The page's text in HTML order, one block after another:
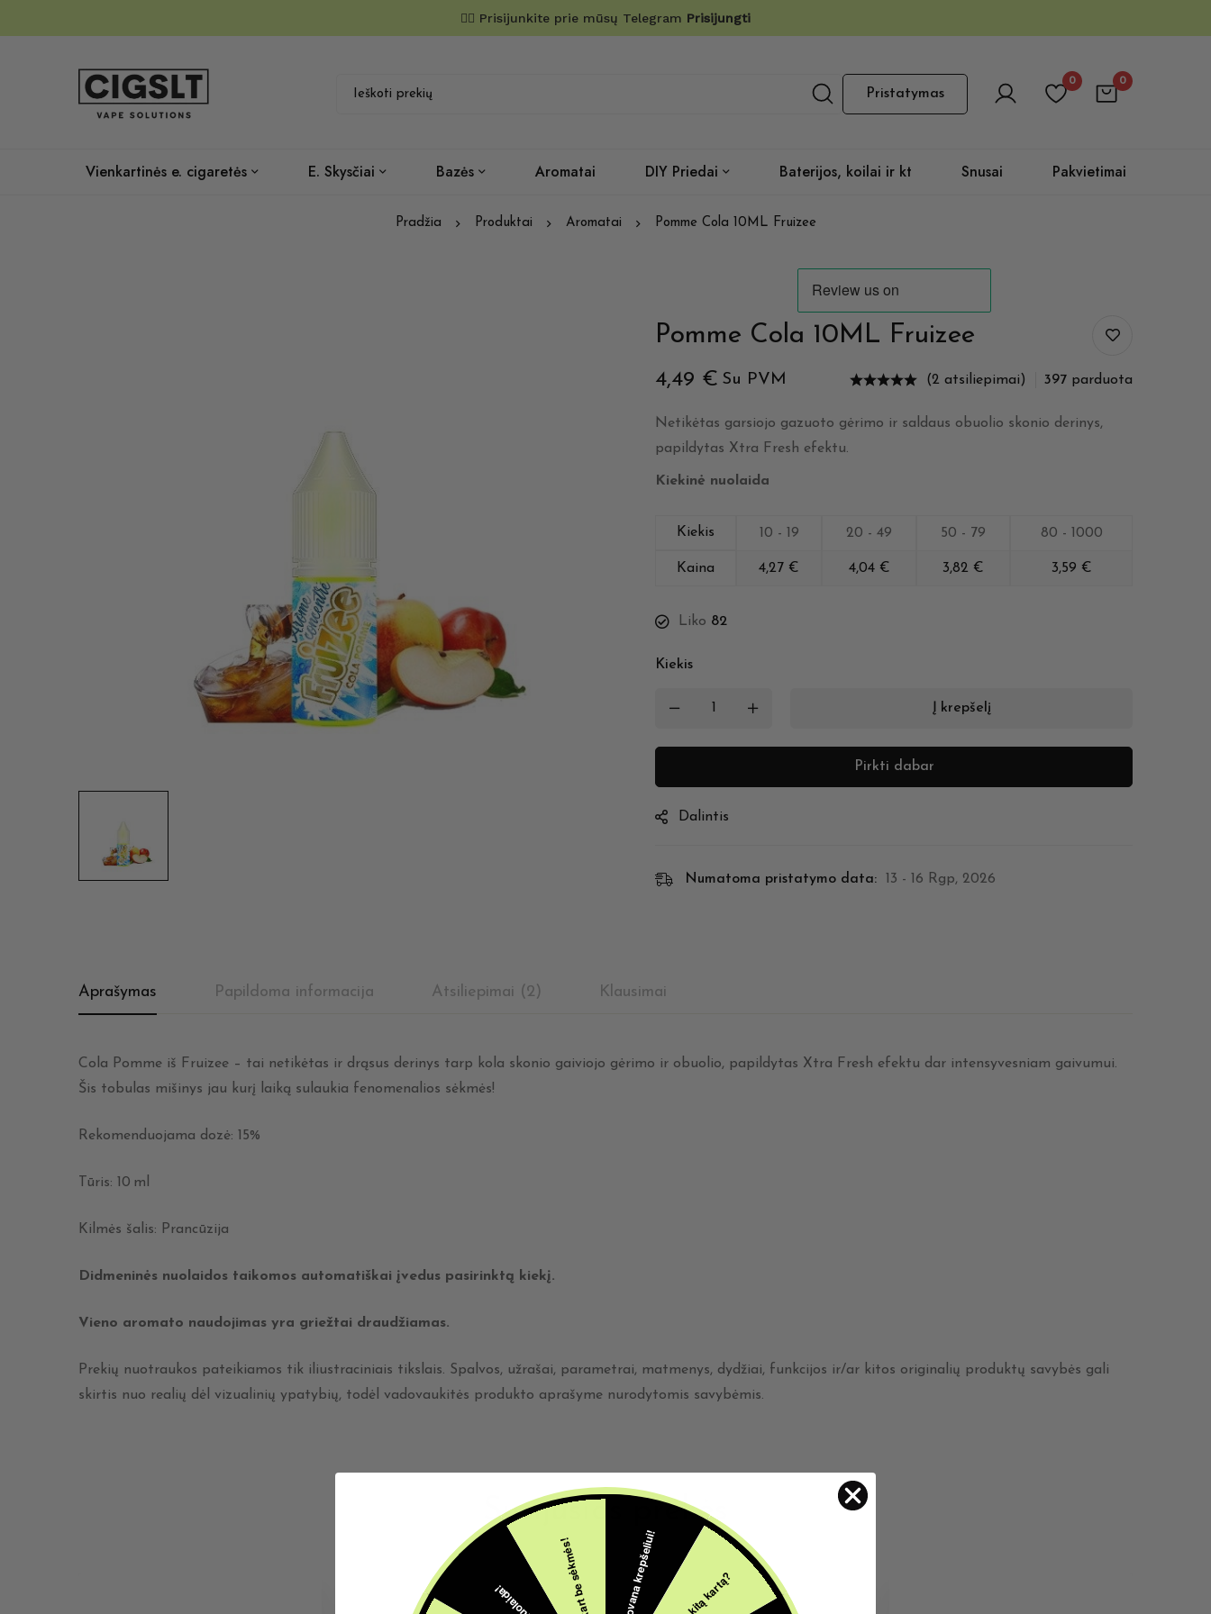
✌🏼 Prisijunkite prie mūsų Telegram Prisijungti
Pristatymas
0 0
Vienkartinės e. cigaretės E. Skysčiai Bazės Aromatai DIY Priedai Baterijos, koilai ir kt Snusai Pakvietimai
Pradžia Produktai Aromatai Pomme Cola 10ML Fruizee
Pomme Cola 10ML Fruizee
4,49 € Su PVM (2 atsiliepimai) 397 parduota
Netikėtas garsiojo gazuoto gėrimo ir saldaus obuolio skonio derinys,
papildytas Xtra Fresh efektu.
Kiekinė nuolaida
Kiekis 10 - 19 20 - 49 50 - 79 80 - 1000
Kaina 4,27 € 4,04 € 3,82 € 3,59 €
Liko 82
Kiekis
Į krepšelį
Pirkti dabar
Dalintis
Numatoma pristatymo data: 13 - 16 Rgp, 2026
Aprašymas Papildoma informacija Atsiliepimai (2) Klausimai
Cola Pomme iš Fruizee – tai netikėtas ir drąsus derinys tarp kola skonio gaiviojo gėrimo ir obuolio, papildytas Xtra Fresh efektu dar intensyvesniam gaivumui.
Šis tobulas mišinys jau kurį laiką sulaukia fenomenalios sėkmės!
Rekomenduojama dozė: 15%
Tūris: 10 ml
Kilmės šalis: Prancūzija
Didmeninės nuolaidos taikomos automatiškai įvedus pasirinktą kiekį.
Vieno aromato naudojimas yra griežtai draudžiamas.
Prekių nuotraukos pateikiamos tik iliustraciniais tikslais. Spalvos, užrašai, parametrai, matmenys, dydžiai, funkcijos ir/ar kitos originalių produktų savybės gali
skirtis nuo realių dėl vizualinių ypatybių, todėl vadovaukitės produkto aprašyme nurodytomis savybėmis.
Susijusios prekės
5€ dovana krepšeliui!
Šįkart be sėkmės!